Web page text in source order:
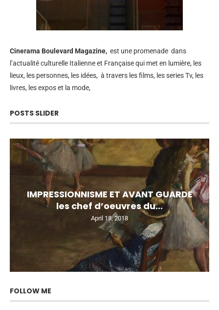
Cinerama Boulevard Magazine, est une promenade dans
l’actualité culturelle Italienne et Française qui met en lumière, les
lieux, les personnes, les idées, à travers les films, les series Tv, les
livres, les expos et la mode,
POSTS SLIDER
IMPRESSIONNISME ET AVANT GUARDE
les chef d’oeuvres du...
April 18, 2018
FOLLOW ME